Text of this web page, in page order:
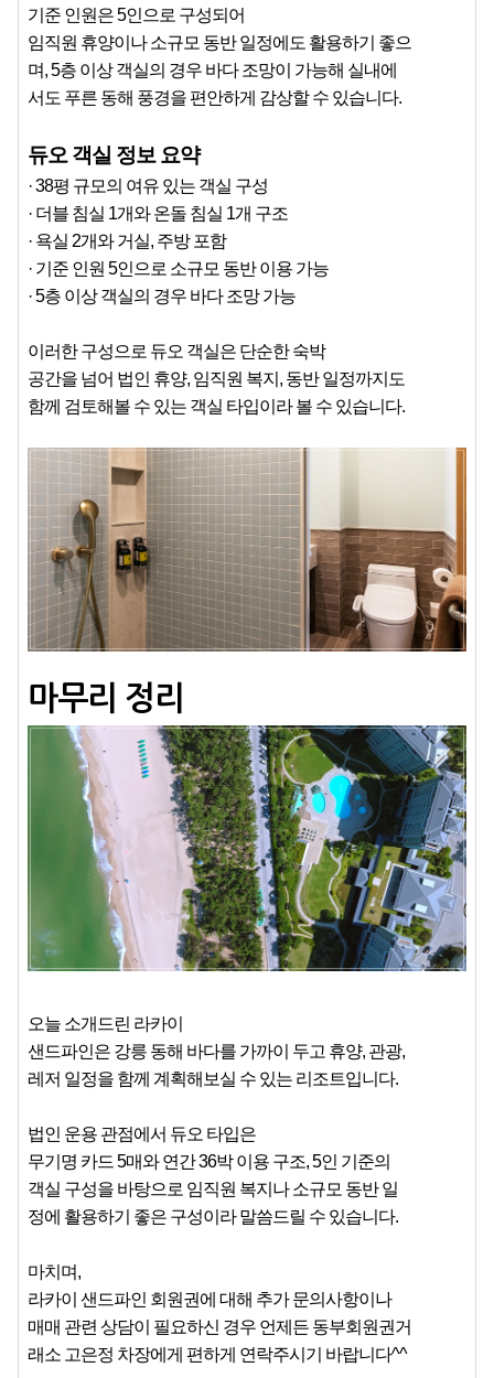
기준 인원은 5인으로 구성되어
임직원 휴양이나 소규모 동반 일정에도 활용하기 좋으
며, 5층 이상 객실의 경우 바다 조망이 가능해 실내에
서도 푸른 동해 풍경을 편안하게 감상할 수 있습니다.
듀오 객실 정보 요약
· 38평 규모의 여유 있는 객실 구성
· 더블 침실 1개와 온돌 침실 1개 구조
· 욕실 2개와 거실, 주방 포함
· 기준 인원 5인으로 소규모 동반 이용 가능
· 5층 이상 객실의 경우 바다 조망 가능
이러한 구성으로 듀오 객실은 단순한 숙박
공간을 넘어 법인 휴양, 임직원 복지, 동반 일정까지도
함께 검토해볼 수 있는 객실 타입이라 볼 수 있습니다.
마무리 정리
오늘 소개드린 라카이
샌드파인은 강릉 동해 바다를 가까이 두고 휴양, 관광,
레저 일정을 함께 계획해보실 수 있는 리조트입니다.
법인 운용 관점에서 듀오 타입은
무기명 카드 5매와 연간 36박 이용 구조, 5인 기준의
객실 구성을 바탕으로 임직원 복지나 소규모 동반 일
정에 활용하기 좋은 구성이라 말씀드릴 수 있습니다.
마치며,
라카이 샌드파인 회원권에 대해 추가 문의사항이나
매매 관련 상담이 필요하신 경우 언제든 동부회원권거
래소 고은정 차장에게 편하게 연락주시기 바랍니다^^